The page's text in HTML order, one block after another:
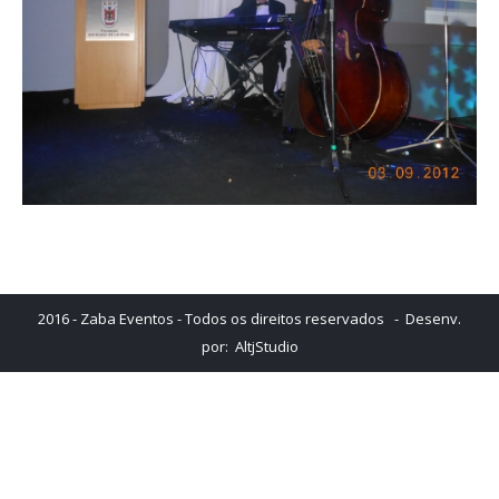
2016 - Zaba Eventos - Todos os direitos reservados - Desenv.
por: AltjStudio